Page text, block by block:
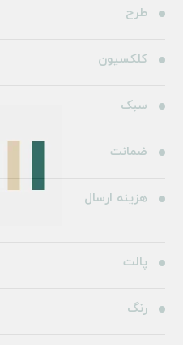
طرح
کلکسیون
سبک
ضمانت
هزینه ارسال
پالت
رنگ